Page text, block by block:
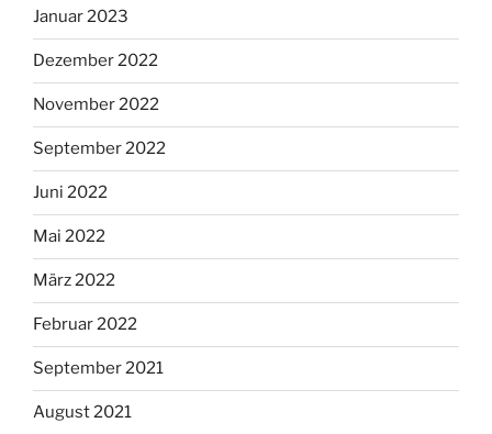
Januar 2023
Dezember 2022
November 2022
September 2022
Juni 2022
Mai 2022
März 2022
Februar 2022
September 2021
August 2021